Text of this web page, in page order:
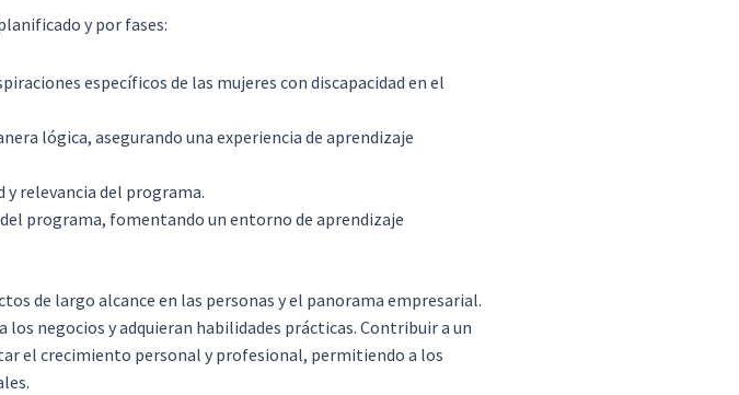
y por fases:
específicos de las mujeres con discapacidad en el
lógica, asegurando una experiencia de aprendizaje
y relevancia del programa.
programa, fomentando un entorno de aprendizaje
de largo alcance en las personas y el panorama empresarial.
negocios y adquieran habilidades prácticas. Contribuir a un
el crecimiento personal y profesional, permitiendo a los